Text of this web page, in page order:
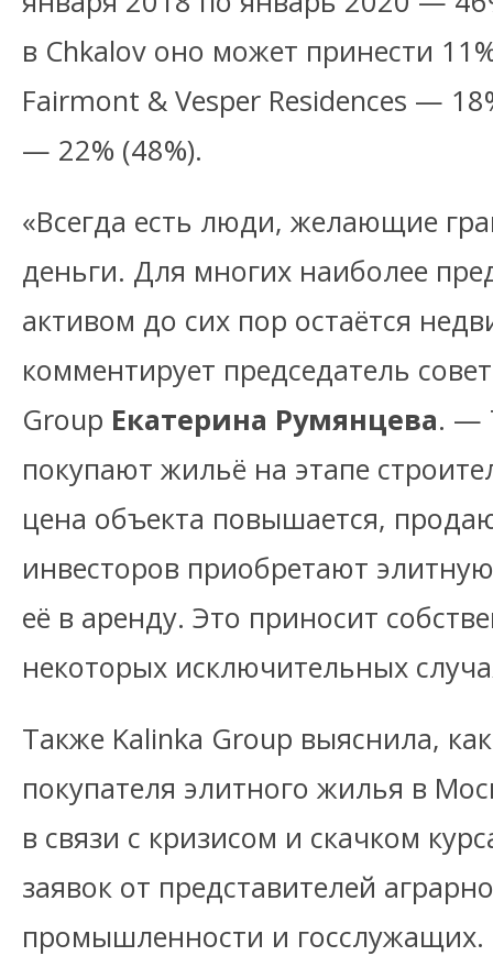
в Chkalov оно может принести
Fairmont & Vesper Residences —
— 22% (48%).
«Всегда есть люди, желающие
деньги. Для многих наиболее
активом до сих пор остаётся
комментирует председатель
Group Екатерина Румянцева. —
покупают жильё на этапе
цена объекта повышается,
инвесторов приобретают
её в аренду. Это приносит
некоторых исключительных
Также Kalinka Group выяснила,
покупателя элитного жилья в
в связи с кризисом и скачком
заявок от представителей
промышленности и госслужащих.